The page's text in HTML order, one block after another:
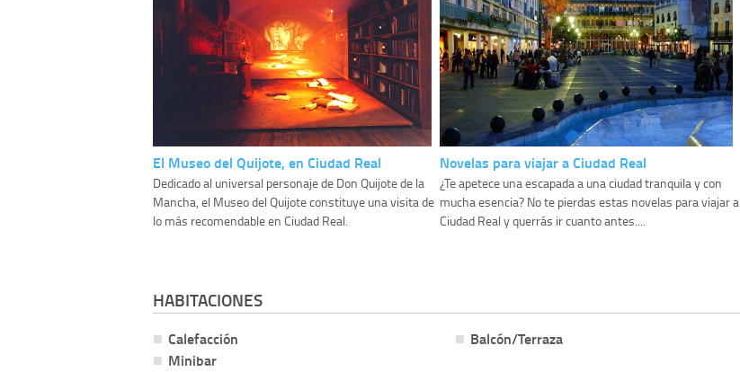
El Museo del Quijote, en Ciudad Real
Dedicado al universal personaje de Don Quijote de la
Mancha, el Museo del Quijote constituye una visita de
lo más recomendable en Ciudad Real.
Novelas para viajar a Ciudad Real
¿Te apetece una escapada a una ciudad tranquila y con
mucha esencia? No te pierdas estas novelas para viajar a
Ciudad Real y querrás ir cuanto antes....
HABITACIONES
Calefacción
Minibar
Balcón/Terraza